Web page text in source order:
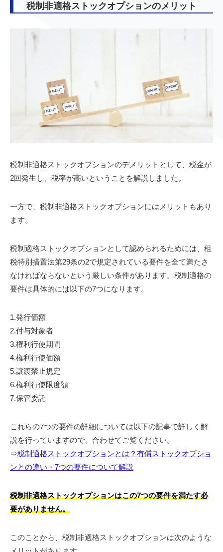
税制非適格ストックオプションのメリット
税制非適格ストックオプションのデメリットとして、税金が
2回発生し、税率が高いということを解説しました。
一方で、税制非適格ストックオプションにはメリットもあり
ます。
税制適格ストックオプションとして認められるためには、租
税特別措置法第29条の2で規定されている要件を全て満たさ
なければならないという厳しい条件があります。税制適格の
要件は具体的には以下の7つになります。
1.発行価額
2.付与対象者
3.権利行使期間
4.権利行使価額
5.譲渡禁止規定
6.権利行使限度額
7.保管委託
これらの7つの要件の詳細については以下の記事で詳しく解
説を行っていますので、合わせてご覧ください。
⇒税制適格ストックオプションとは？有償ストックオプショ
ンとの違い・7つの要件について解説
税制非適格ストックオプションはこの7つの要件を満たす必
要がありません。
このことから、税制非適格ストックオプションは次のような